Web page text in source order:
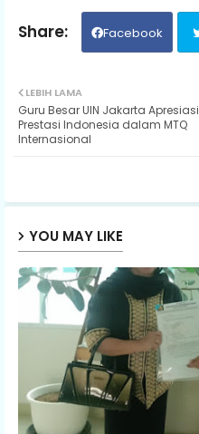
Facebook
ter
LEBIH LAMA
Guru Besar UIN Jakarta Apresiasi
Prestasi Indonesia dalam MTQ
Internasional
YOU MAY LIKE